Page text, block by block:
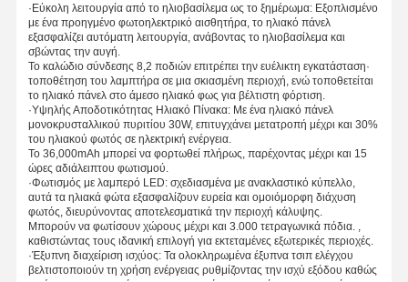
Αρχική
Σελίδα
Προϊόντα
Σχετικά Με
Εμάς
Ξενάγηση
Στο
Εργοστάσιο
Ποιοτικός
Έλεγχος
Επαφή Ειδήσεις
Όλες Οι
Περιπτώσεις
·Εύκολη λειτουργία από το ηλιοβασίλεμα ως το ξημέρωμα: Εξοπλισμένο
με ένα προηγμένο φωτοηλεκτρικό αισθητήρα, το ηλιακό πάνελ
εξασφαλίζει αυτόματη λειτουργία, ανάβοντας το ηλιοβασίλεμα και
σβώντας την αυγή.
Το καλώδιο σύνδεσης 8,2 ποδιών επιτρέπει την ευέλικτη εγκατάσταση·
τοποθέτηση του λαμπτήρα σε μια σκιασμένη περιοχή, ενώ τοποθετείται
το ηλιακό πάνελ στο άμεσο ηλιακό φως για βέλτιστη φόρτιση.
·Υψηλής Αποδοτικότητας Ηλιακό Πίνακα: Με ένα ηλιακό πάνελ
μονοκρυσταλλικού πυριτίου 30W, επιτυγχάνει μετατροπή μέχρι και 30%
του ηλιακού φωτός σε ηλεκτρική ενέργεια.
Το 36,000mAh μπορεί να φορτωθεί πλήρως, παρέχοντας μέχρι και 15
ώρες αδιάλειπτου φωτισμού.
·Φωτισμός με λαμπερό LED: σχεδιασμένα με ανακλαστικό κύπελλο,
αυτά τα ηλιακά φώτα εξασφαλίζουν ευρεία και ομοιόμορφη διάχυση
φωτός, διευρύνοντας αποτελεσματικά την περιοχή κάλυψης.
Μπορούν να φωτίσουν χώρους μέχρι και 3.000 τετραγωνικά πόδια. ,
καθιστώντας τους ιδανική επιλογή για εκτεταμένες εξωτερικές περιοχές.
·Έξυπνη διαχείριση ισχύος: Τα ολοκληρωμένα έξυπνα τσιπ ελέγχου
βελτιστοποιούν τη χρήση ενέργειας ρυθμίζοντας την ισχύ εξόδου καθώς